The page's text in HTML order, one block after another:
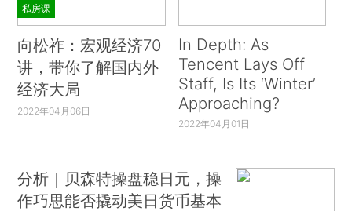
私房课
向松祚：宏观经济70
讲，带你了解国内外
经济大局
2022年04月06日
In Depth: As
Tencent Lays Off
Staff, Is Its ‘Winter’
Approaching?
2022年04月01日
分析｜贝森特操盘稳日元，操
作巧思能否撬动美日货币基本